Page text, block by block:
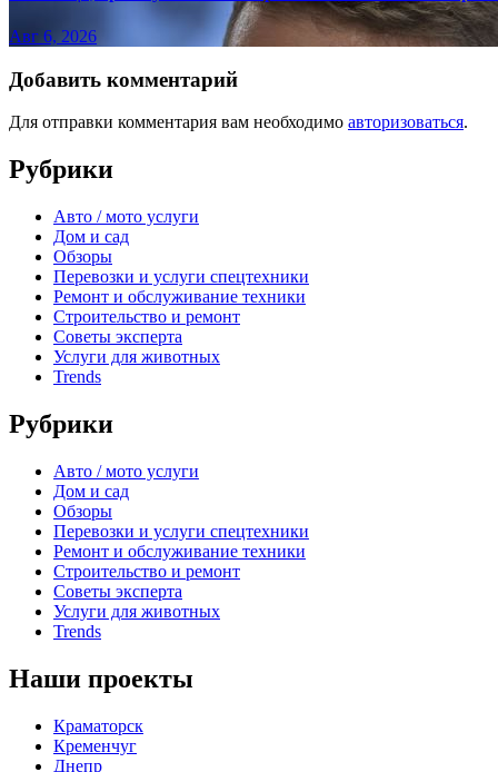
Авг 6, 2026
Добавить комментарий
Для отправки комментария вам необходимо авторизоваться.
Рубрики
Авто / мото услуги
Дом и сад
Обзоры
Перевозки и услуги спецтехники
Ремонт и обслуживание техники
Строительство и ремонт
Советы эксперта
Услуги для животных
Trends
Рубрики
Авто / мото услуги
Дом и сад
Обзоры
Перевозки и услуги спецтехники
Ремонт и обслуживание техники
Строительство и ремонт
Советы эксперта
Услуги для животных
Trends
Наши проекты
Краматорск
Кременчуг
Днепр